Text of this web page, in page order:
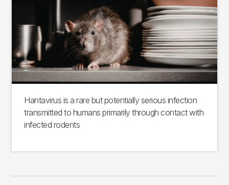
Hantavirus is a rare but potentially serious infection
transmitted to humans primarily through contact with
infected rodents